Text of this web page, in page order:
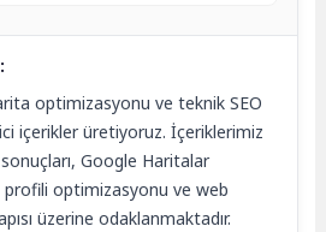
optimizasyonu ve teknik SEO
içerikler üretiyoruz. İçeriklerimiz
Google Haritalar
optimizasyonu ve web
üzerine odaklanmaktadır.